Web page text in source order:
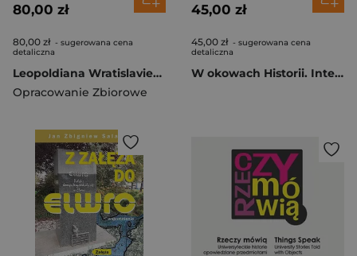
80,00 zł
80,00 zł - sugerowana cena
detaliczna
Leopoldiana Wratislaviensia, Rok II, 2024
Opracowanie Zbiorowe
45,00 zł
45,00 zł - sugerowana cena
detaliczna
W okowach Historii. Intelektualiści wobec wyzwań swoich czasów